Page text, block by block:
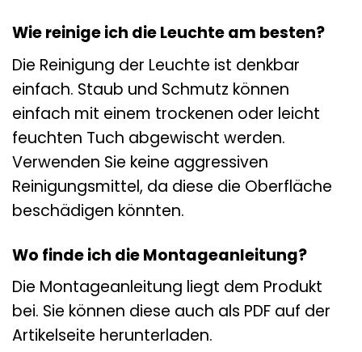
Wie reinige ich die Leuchte am besten?
Die Reinigung der Leuchte ist denkbar
einfach. Staub und Schmutz können
einfach mit einem trockenen oder leicht
feuchten Tuch abgewischt werden.
Verwenden Sie keine aggressiven
Reinigungsmittel, da diese die Oberfläche
beschädigen könnten.
Wo finde ich die Montageanleitung?
Die Montageanleitung liegt dem Produkt
bei. Sie können diese auch als PDF auf der
Artikelseite herunterladen.